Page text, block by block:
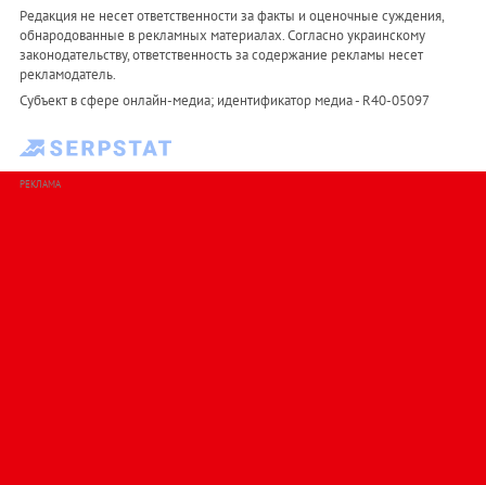
Редакция не несет ответственности за факты и оценочные суждения,
обнародованные в рекламных материалах. Согласно украинскому
законодательству, ответственность за содержание рекламы несет
рекламодатель.
Субъект в сфере онлайн-медиа; идентификатор медиа - R40-05097
РЕКЛАМА